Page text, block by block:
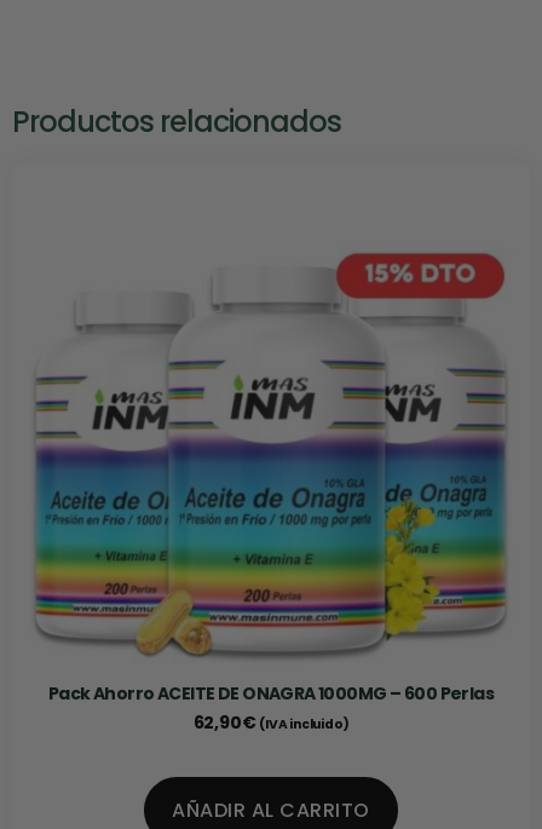
Productos relacionados
Pack Ahorro ACEITE DE ONAGRA 1000MG – 600 Perlas
62,90€ (IVA incluido)
AÑADIR AL CARRITO